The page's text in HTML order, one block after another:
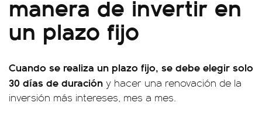
un plazo fijo
Cuando se realiza un plazo fijo, se debe elegir solo
30 días de duración y hacer una renovación de la
inversión más intereses, mes a mes.